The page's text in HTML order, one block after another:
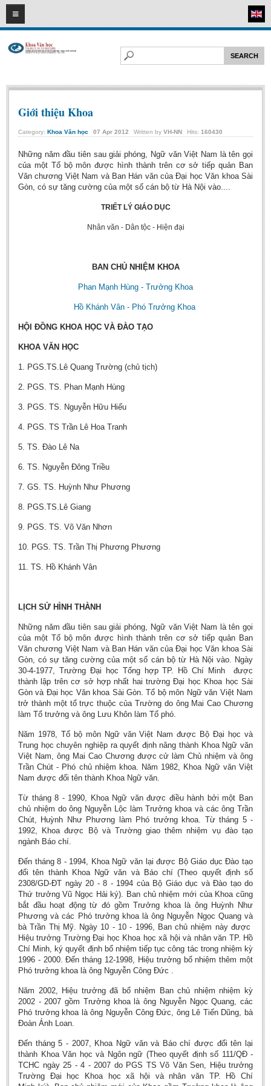
08 2026
HOME
Faculty of Literature
Department of Foreign Literatures and Comparative Literature
Department of Sinology-Nom Studies
RESEARCH
Sinology & Nom
Linguistics
Vietnamese Folk Culture
Literary Theory & Criticism
Vietnamese Literature
East-Asian region
Studies on Sinology & Nom
Vietnamese and Japanese Literature Viewed from an East Asian
Perspective
To Build a Standard Orthography in Schools and the Media
80 Years of New Poetry and the Self-Reliant Literary Group
ALUMNI
Alumni Association
Scholarship Fund
STUDENT ACTIVITIES
Literature Club
Calligraphy Club
Giới thiệu Khoa
Category: Khoa Văn học 07 Apr 2012 Written by VH-NN Hits: 160430
Những năm đầu tiên sau giải phóng, Ngữ văn Việt Nam là tên gọi
của một Tổ bộ môn được hình thành trên cơ sở tiếp quản Ban
Văn chương Việt Nam và Ban Hán văn của Đại học Văn khoa Sài
Gòn, có sự tăng cường của một số cán bộ từ Hà Nội vào....
TRIẾT LÝ GIÁO DỤC
Nhân văn - Dân tộc - Hiện đại
BAN CHỦ NHIỆM KHOA
Phan Mạnh Hùng - Trưởng Khoa
Hồ Khánh Vân- Phó Trưởng Khoa
HỘI ĐỒNG KHOA HỌC VÀ ĐÀO TẠO
KHOA VĂN HỌC
1. PGS.TS.Lê Quang Trường (chủ tịch)
2. PGS. TS. Phan Mạnh Hùng
3. PGS. TS. Nguyễn Hữu Hiếu
4. PGS. TS Trần Lê Hoa Tranh
5. TS. Đào Lê Na
6. TS. Nguyễn Đông Triều
7. GS. TS. Huỳnh Như Phương
8. PGS.TS.Lê Giang
9. PGS. TS. Võ Văn Nhơn
10. PGS. TS. Trần Thị Phương Phương
11. TS. Hồ Khánh Vân
LỊCH SỬ HÌNH THÀNH
Những năm đầu tiên sau giải phóng, Ngữ văn Việt Nam là tên gọi
của một Tổ bộ môn được hình thành trên cơ sở tiếp quản Ban
Văn chương Việt Nam và Ban Hán văn của Đại học Văn khoa Sài
Gòn, có sự tăng cường của một số cán bộ từ Hà Nội vào. Ngày
30-4-1977, Trường Đại học Tổng hợp TP. Hồ Chí Minh được
thành lập trên cơ sở hợp nhất hai trường Đại học Khoa học Sài
Gòn và Đại học Văn khoa Sài Gòn. Tổ bộ môn Ngữ văn Việt Nam
trở thành một tổ trực thuộc của Trường do ông Mai Cao Chương
làm Tổ trưởng và ông Lưu Khôn làm Tổ phó.
Năm 1978, Tổ bộ môn Ngữ văn Việt Nam được Bộ Đại học và
Trung học chuyên nghiệp ra quyết định nâng thành Khoa Ngữ văn
Việt Nam, ông Mai Cao Chương được cử làm Chủ nhiệm và ông
Trần Chút - Phó chủ nhiệm khoa. Năm 1982, Khoa Ngữ văn Việt
Nam được đổi tên thành Khoa Ngữ văn.
Từ tháng 8 - 1990, Khoa Ngữ văn được điều hành bởi một Ban
chủ nhiệm do ông Nguyễn Lộc làm Trưởng khoa và các ông Trần
Chút, Huỳnh Như Phương làm Phó trưởng khoa. Từ tháng 5 -
1992, Khoa được Bộ và Trường giao thêm nhiệm vụ đào tạo
ngành Báo chí.
Đến tháng 8 - 1994, Khoa Ngữ văn lại được Bộ Giáo dục Đào tạo
đổi tên thành Khoa Ngữ văn và Báo chí (Theo quyết định số
2308/GD-ĐT ngày 20 - 8 - 1994 của Bộ Giáo dục và Đào tạo do
Thứ trưởng Vũ Ngọc Hải ký). Ban chủ nhiệm mới của Khoa cũng
bắt đầu hoạt động từ đó gồm Trưởng khoa là ông Huỳnh Như
Phương và các Phó trưởng khoa là ông Nguyễn Ngọc Quang và
bà Trần Thị Mỹ. Ngày 10 - 10 - 1996, Ban chủ nhiệm này được
Hiệu trưởng Trường Đại học Khoa học xã hội và nhân văn TP. Hồ
Chí Minh, ký quyết định bổ nhiệm tiếp tục công tác trong nhiệm kỳ
1996 - 2000. Đến tháng 12-1998, Hiệu trưởng bổ nhiệm thêm một
Phó trưởng khoa là ông Nguyễn Công Đức .
Năm 2002, Hiệu trưởng đã bổ nhiệm Ban chủ nhiệm nhiệm kỳ
2002 - 2007 gồm Trưởng khoa là ông Nguyễn Ngọc Quang, các
Phó trưởng khoa là ông Nguyễn Công Đức, ông Lê Tiến Dũng, bà
Đoàn Ánh Loan.
Đến tháng 5 - 2007, Khoa Ngữ văn và Báo chí được đổi tên lại
thành Khoa Văn học và Ngôn ngữ (Theo quyết định số 111/QĐ -
TCHC ngày 25 - 4 - 2007 do PGS TS Võ Văn Sen, Hiệu trưởng
Trường Đại học Khoa học xã hội và nhân văn TP. Hồ Chí